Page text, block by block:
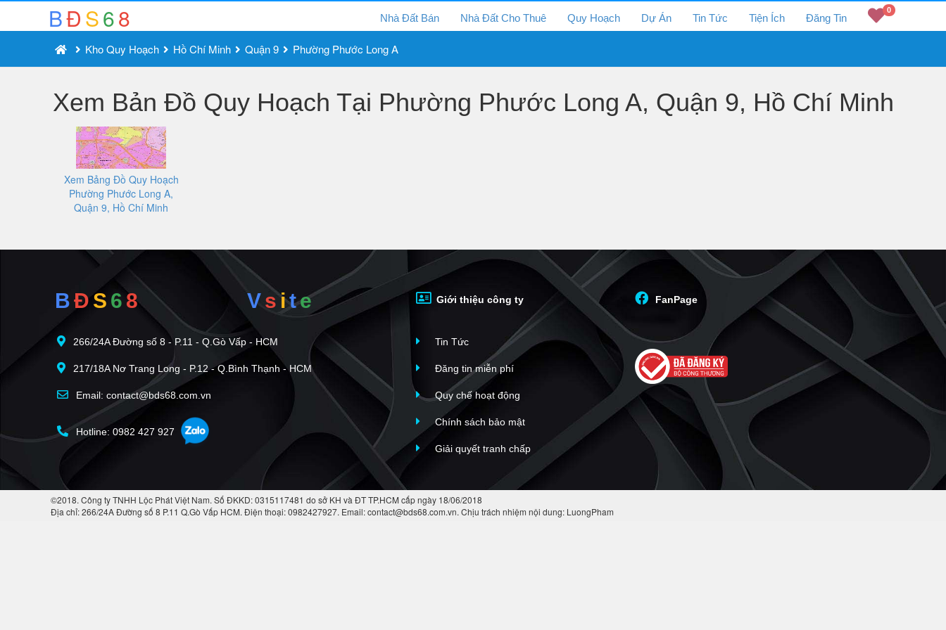
BĐS68 Nhà Đất Bán Nhà Đất Cho Thuê Quy Hoạch Dự Án Tin Tức Tiện Ích Đăng Tin
0
Kho Quy Hoạch Hồ Chí Minh Quận 9 Phường Phước Long A
Xem Bản Đồ Quy Hoạch Tại Phường Phước Long A, Quận 9, Hồ Chí Minh
Xem Bảng Đồ Quy Hoạch
Phường Phước Long A,
Quận 9, Hồ Chí Minh
BĐ S 6 8 Vsite
266/24A Đường số 8 - P.11 - Q.Gò Vấp - HCM
217/18A Nơ Trang Long - P.12 - Q.Bình Thạnh - HCM
Email: contact@bds68.com.vn
Hotline: 0982 427 927
Giới thiệu công ty
Tin Tức
Đăng tin miễn phí
Quy chế hoạt động
Chính sách bảo mật
Giải quyết tranh chấp
FanPage
©2018. Công ty TNHH Lộc Phát Việt Nam. Số ĐKKD: 0315117481 do sở KH và ĐT TP.HCM cấp ngày 18/06/2018
Địa chỉ: 266/24A Đường số 8 P.11 Q.Gò Vấp HCM. Điện thoại: 0982427927. Email: contact@bds68.com.vn. Chịu trách nhiệm nội dung: LuongPham